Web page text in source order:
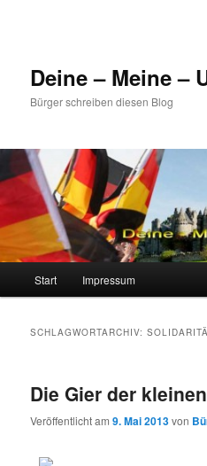
Deine – Meine –
Bürger schreiben diesen Blog
Start Impressum
SCHLAGWORTARCHIV:
Die Gier der
Veröffentlicht am9. Mai 2013von